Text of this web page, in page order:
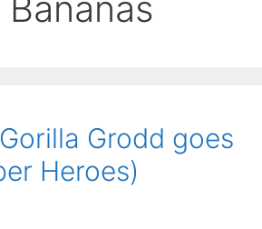
Grodd goes
Heroes)